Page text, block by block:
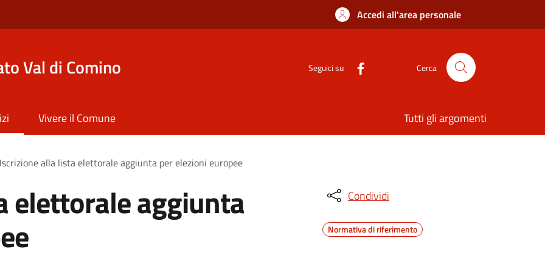
Accedi all'area personale
Val di Comino Seguici su Cerca
Vivere il Comune Tutti gli argomenti
Iscrizione alla lista elettorale aggiunta per elezioni europee
elettorale aggiunta Condividi
Normativa di riferimento